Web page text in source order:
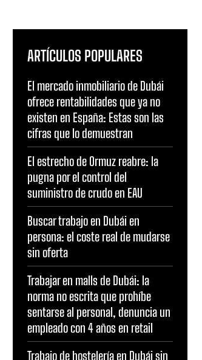
ARTÍCULOS POPULARES
El mercado inmobiliario de Dubái
ofrece rentabilidades que ya no
existen en España: Estas son las
cifras que lo demuestran
El estrecho de Ormuz reabre: la
pugna por el control del
suministro de crudo en EAU
Buscar trabajo en Dubái en
persona: el coste real de mudarse
sin oferta
Trabajar en malls de Dubái: la
norma no escrita que prohíbe
sentarse al personal, denuncia un
empleado con 4 años en retail
Trabajo de hostelería en Dubái sin